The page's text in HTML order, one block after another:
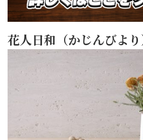
花人日和（かじんびより